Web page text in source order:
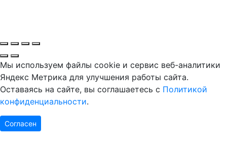
Мы используем файлы cookie и сервис веб-аналитики
Яндекс Метрика для улучшения работы сайта.
Оставаясь на сайте, вы соглашаетесь с Политикой
конфиденциальности.
Согласен